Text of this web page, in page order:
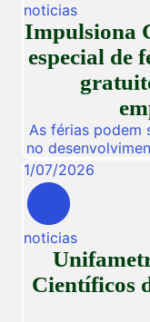
noticias
Impulsiona
especial de
As férias podem
no
novas
Pensando nisso,
de 27 a 31 de
programação
workshops
1/07/2026
noticias
Científicos